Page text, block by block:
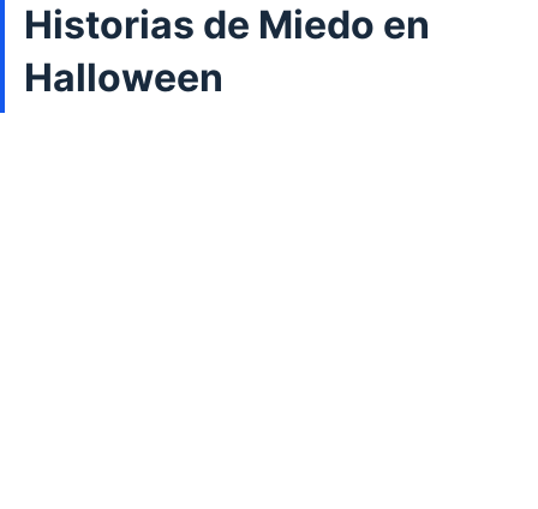
Historias de Miedo en
Halloween